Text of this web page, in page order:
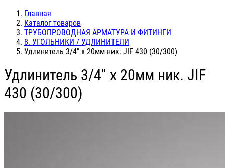
Главная
Каталог товаров
ТРУБОПРОВОДНАЯ АРМАТУРА И ФИТИНГИ
8. УГОЛЬНИКИ / УДЛИНИТЕЛИ
Удлинитель 3/4" х 20мм ник. JIF 430 (30/300)
Удлинитель 3/4" х 20мм ник. JIF
430 (30/300)